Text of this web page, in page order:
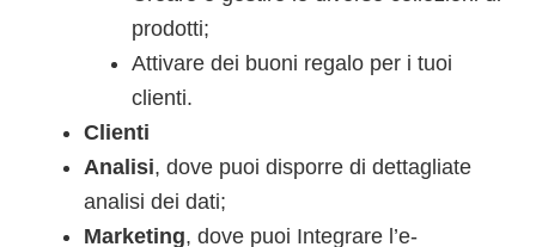
prodotti;
Attivare dei buoni regalo per i tuoi
clienti.
Clienti
Analisi, dove puoi disporre di dettagliate
analisi dei dati;
Marketing, dove puoi Integrare l’e-